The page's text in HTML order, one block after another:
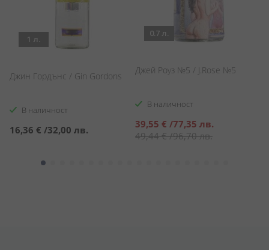
1 л.
Джин Гордънс / Gin Gordons
В наличност
16,36 € /32,00 лв.
0.7 л.
Джей Роуз №5 / J.Rose №5
В наличност
Специална
цена
39,55 € /77,35 лв.
49,44 €/96,70 лв.